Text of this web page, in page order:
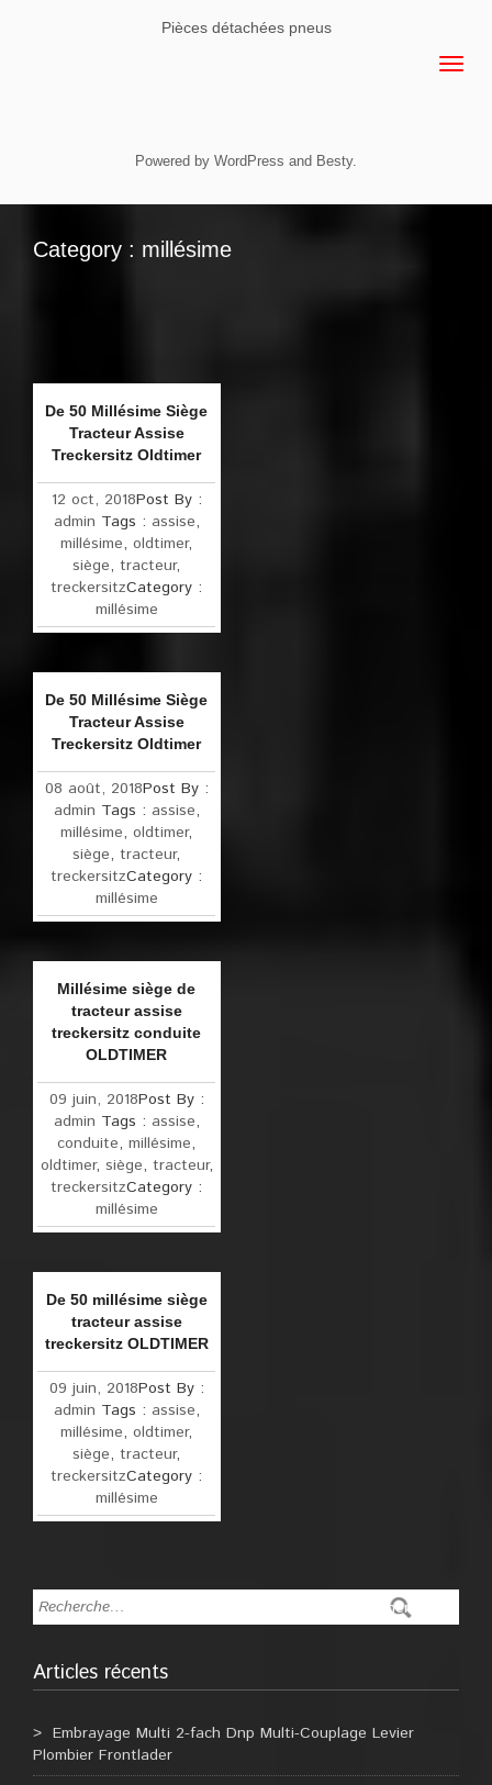
Pièces détachées pneus
Powered by WordPress and Besty.
Category : millésime
De 50 Millésime Siège
Tracteur Assise
Treckersitz Oldtimer
12 oct, 2018Post By :
admin Tags : assise,
millésime,oldtimer,
siège,tracteur,
treckersitzCategory :
millésime
De 50 Millésime Siège
Tracteur Assise
Treckersitz Oldtimer
08 août, 2018Post By :
admin Tags : assise,
millésime,oldtimer,
siège,tracteur,
treckersitzCategory :
millésime
Millésime siège de
tracteur assise
treckersitz conduite
OLDTIMER
09 juin, 2018Post By :
admin Tags : assise,
conduite,millésime,
oldtimer, siège, tracteur,
treckersitzCategory :
millésime
De 50 millésime siège
tracteur assise
treckersitz OLDTIMER
09 juin, 2018Post By :
admin Tags : assise,
millésime,oldtimer,
siège,tracteur,
treckersitzCategory :
millésime
Articles récents
Embrayage Multi 2-fach Dnp Multi-Couplage Levier
Plombier Frontlader